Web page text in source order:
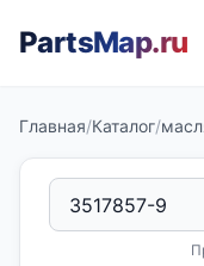
PartsMap.ru
Главная/Каталог/